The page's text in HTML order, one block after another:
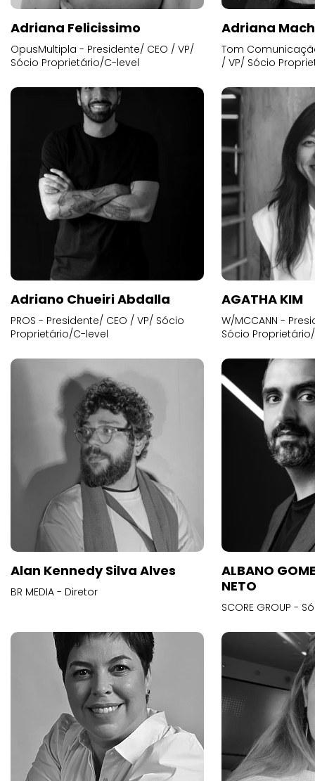
Adriana Felicissimo
OpusMultipla - Presidente/ CEO / VP/
Sócio Proprietário/C-level
Adriana
Tom
/ VP/ Sócio
Adriano Chueiri Abdalla
PROS - Presidente/ CEO / VP/ Sócio
Proprietário/C-level
AGATHA KIM
W/MCCANN -
Sócio
Alan Kennedy Silva Alves
BR MEDIA - Diretor
ALBANO
NETO
SCORE GROUP -